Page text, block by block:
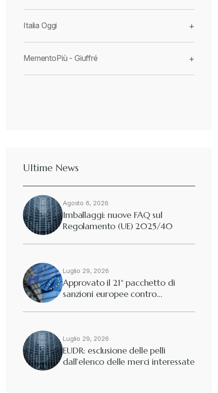
Italia Oggi +
MementoPiù - Giuffré +
Ultime News
Agosto 6, 2026
Imballaggi: nuove FAQ sul
Regolamento (UE) 2025/40
Luglio 29, 2026
Approvato il 21° pacchetto di
sanzioni europee contro…
Luglio 29, 2026
EUDR: esclusione delle pelli
dall’elenco delle merci interessate